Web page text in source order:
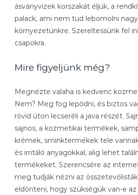
ásványvizek korszakát éljük, a
palack, ami nem tud lebomolni
környezetünkre. Szereltessünk fel
csapokra.
Mire figyeljünk még?
Megnézte valaha is kedvenc
Nem? Meg fog lepődni, és biztos
rövid úton lecseréli a java részét.
sajnos, a kozmetikai termékek,
krémek, sminktermékek tele
és irritáló anyagokkal, alig lehet
termékeket. Szerencsére az
meg tudják nézni az
eldönteni, hogy szükségük van-e